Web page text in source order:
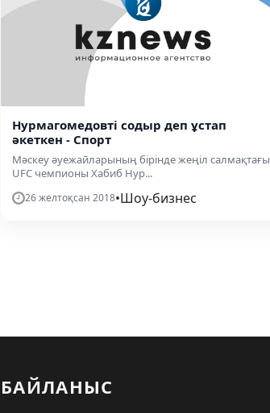
Нурмагомедовті содыр деп ұстап
әкеткен - Спорт
Мәскеу әуежайларының бірінде жеңіл салмақтағы
UFC чемпионы Хабиб Нур...
26 желтоқсан 2018•Шоу-бизнес
БАЙЛАНЫС